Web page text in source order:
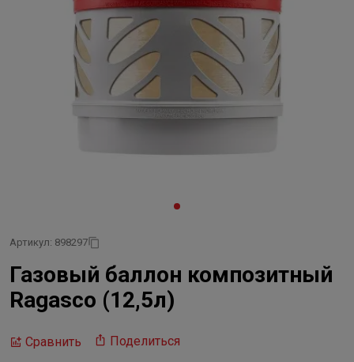
Артикул: 898297
Газовый баллон композитный
Ragasco (12,5л)
Сравнить Поделиться